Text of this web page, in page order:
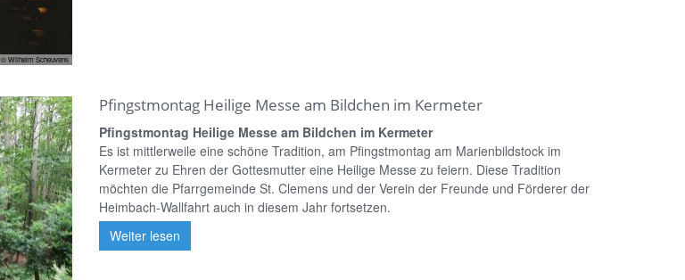
© Wilhelm Scheuvens
Pfingstmontag Heilige Messe am Bildchen im Kermeter
Pfingstmontag Heilige Messe am Bildchen im Kermeter
Es ist mittlerweile eine schöne Tradition, am Pfingstmontag am Marienbildstock im
Kermeter zu Ehren der Gottesmutter eine Heilige Messe zu feiern. Diese Tradition
möchten die Pfarrgemeinde St. Clemens und der Verein der Freunde und Förderer der
Heimbach-Wallfahrt auch in diesem Jahr fortsetzen.
Weiter lesen